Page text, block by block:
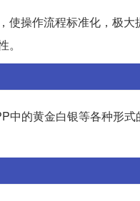
操作流程标准化，极
的黄金白银等各种形